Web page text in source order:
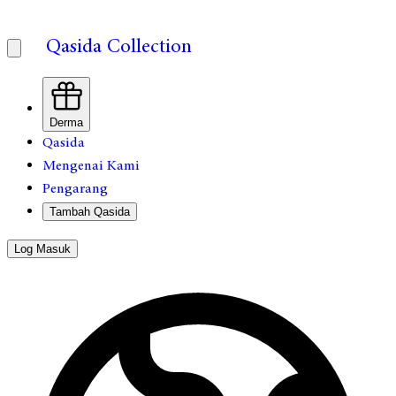
Qasida Collection
Derma
Qasida
Mengenai Kami
Pengarang
Tambah Qasida
Log Masuk